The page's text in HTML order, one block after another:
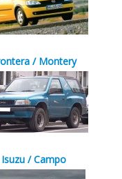
/ Montery
Isuzu / Campo